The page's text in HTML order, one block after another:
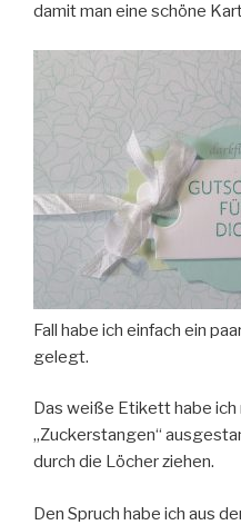
damit man eine schöne
Fall habe ich einfach ein
gelegt.
Das weiße Etikett habe ich
„Zuckerstangen“
durch die Löcher ziehen.
Den Spruch habe ich aus